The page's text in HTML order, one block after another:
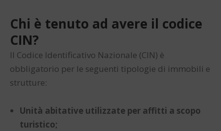
Chi è tenuto ad avere il codice
CIN?
Il Codice Identificativo Nazionale (CIN) è
obbligatorio per le seguenti tipologie di immobili e
strutture:
Unità abitative utilizzate per affitti a scopo
turistico;